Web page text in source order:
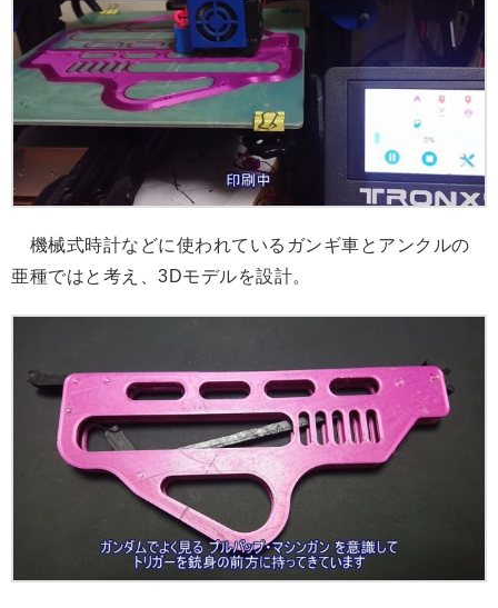
機械式時計などに使われているガンギ車とアンクルの
亜種ではと考え、3Dモデルを設計。